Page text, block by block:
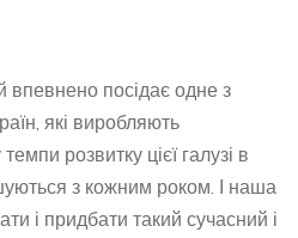
впевнено посідає одне з
які виробляють
розвитку цієї галузі в
з кожним роком. І наша
і придбати такий сучасний і